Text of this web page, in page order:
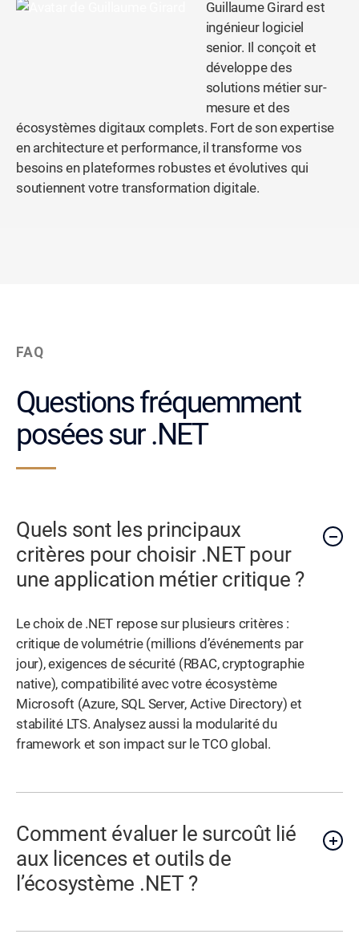
Guillaume Girard est
ingénieur logiciel
senior. Il conçoit et
développe des
solutions métier sur-
mesure et des
écosystèmes digitaux complets. Fort de son expertise
en architecture et performance, il transforme vos
besoins en plateformes robustes et évolutives qui
soutiennent votre transformation digitale.
FAQ
Questions fréquemment
posées sur .NET
Quels sont les principaux
critères pour choisir .NET pour
une application métier critique ?
Le choix de .NET repose sur plusieurs critères :
critique de volumétrie (millions d’événements par
jour), exigences de sécurité (RBAC, cryptographie
native), compatibilité avec votre écosystème
Microsoft (Azure, SQL Server, Active Directory) et
stabilité LTS. Analysez aussi la modularité du
framework et son impact sur le TCO global.
Comment évaluer le surcoût lié
aux licences et outils de
l’écosystème .NET ?